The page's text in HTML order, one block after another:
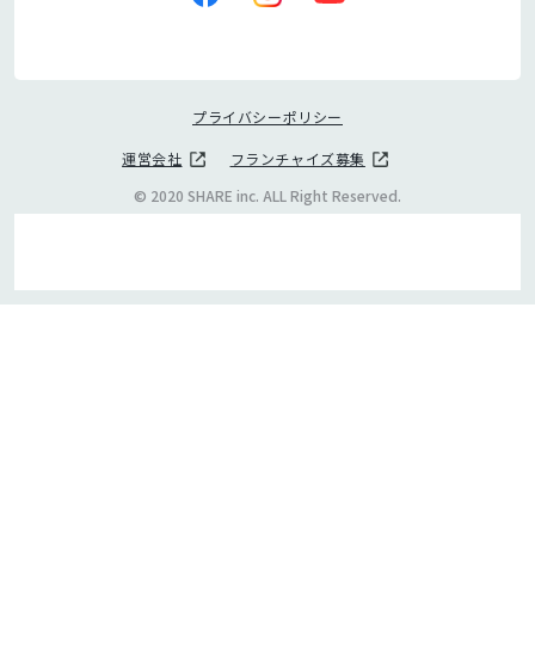
プライバシーポリシー
運営会社
フランチャイズ募集
© 2020 SHARE inc. ALL Right Reserved.